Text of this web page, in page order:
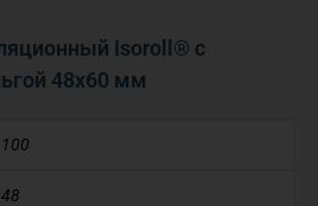
Isoroll® с
48х60 мм
100
48